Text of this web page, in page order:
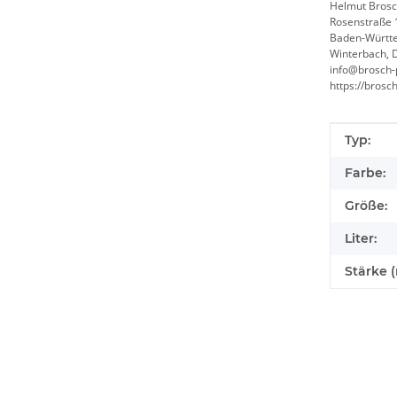
Helmut
Rosenstraße
Baden-
Winterbach,
https://
Wert
Typ:
Farbe:
Größe:
Liter:
Stärke